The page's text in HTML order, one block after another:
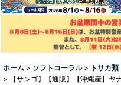
ホーム > ソフトコーラル > トサカ類
>
【サンゴ】【通販】【沖縄産】